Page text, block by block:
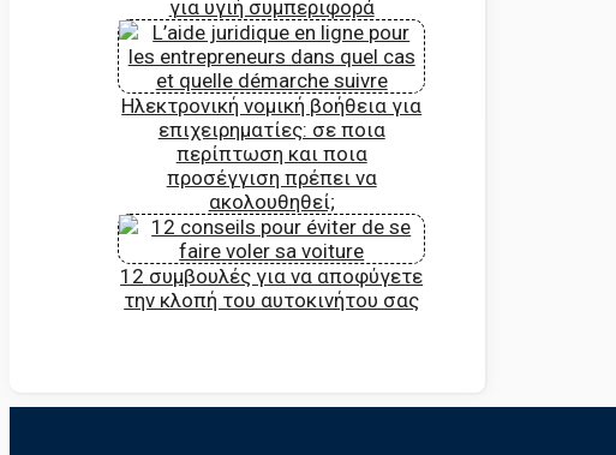
για υγιή συμπεριφορά
Ηλεκτρονική νομική βοήθεια για
επιχειρηματίες: σε ποια
περίπτωση και ποια
προσέγγιση πρέπει να
ακολουθηθεί;
12 συμβουλές για να αποφύγετε
την κλοπή του αυτοκινήτου σας